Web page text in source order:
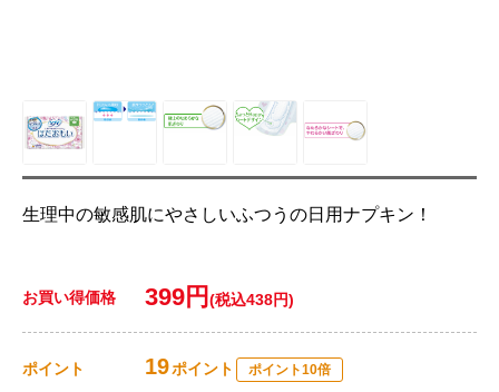
生理中の敏感肌にやさしいふつうの日用ナプキン！
お買い得価格 399円 (税込438円)
ポイント 19ポイント ポイント10倍